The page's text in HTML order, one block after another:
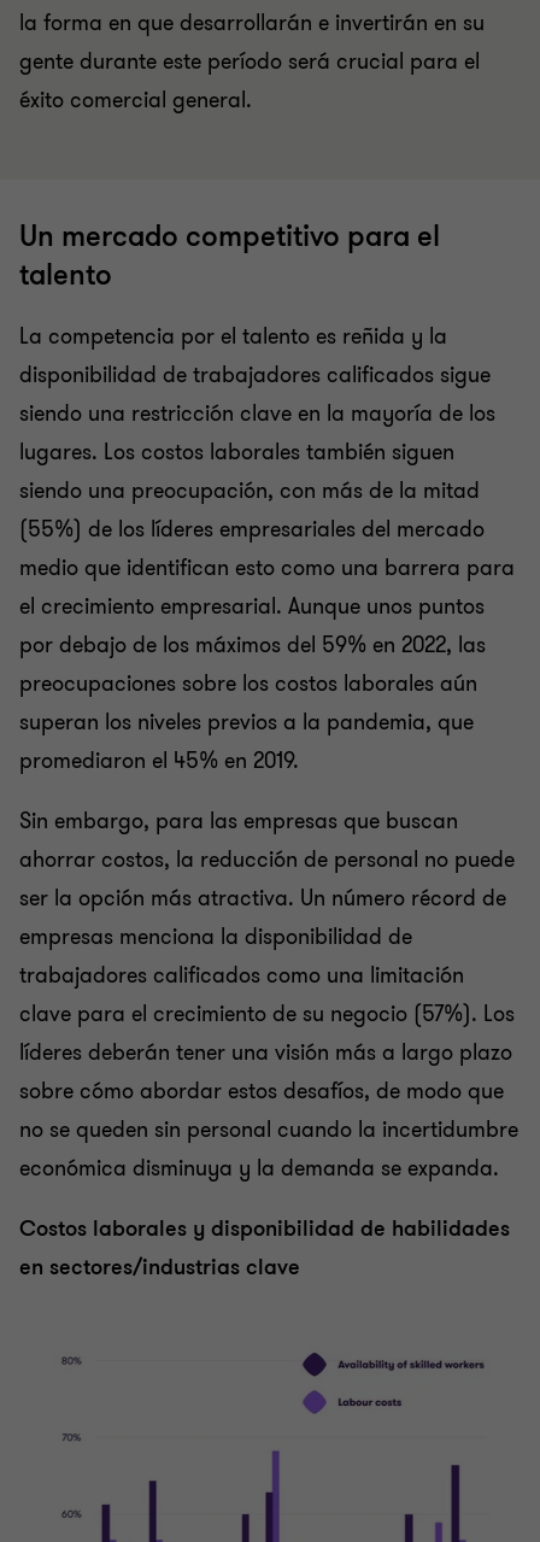
la forma en que desarrollarán e invertirán en su
gente durante este período será crucial para el
éxito comercial general.
Un mercado competitivo para el
talento
La competencia por el talento es reñida y la
disponibilidad de trabajadores calificados sigue
siendo una restricción clave en la mayoría de los
lugares. Los costos laborales también siguen
siendo una preocupación, con más de la mitad
(55%) de los líderes empresariales del mercado
medio que identifican esto como una barrera para
el crecimiento empresarial. Aunque unos puntos
por debajo de los máximos del 59% en 2022, las
preocupaciones sobre los costos laborales aún
superan los niveles previos a la pandemia, que
promediaron el 45% en 2019.
Sin embargo, para las empresas que buscan
ahorrar costos, la reducción de personal no puede
ser la opción más atractiva. Un número récord de
empresas menciona la disponibilidad de
trabajadores calificados como una limitación
clave para el crecimiento de su negocio (57%). Los
líderes deberán tener una visión más a largo plazo
sobre cómo abordar estos desafíos, de modo que
no se queden sin personal cuando la incertidumbre
económica disminuya y la demanda se expanda.
Costos laborales y disponibilidad de habilidades
en sectores/industrias clave